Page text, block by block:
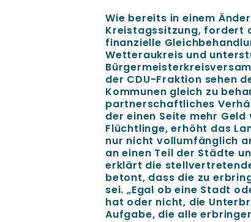
Wie bereits in einem
Kreistagssitzung, fordert
finanzielle
Wetteraukreis und
der CDU-Fraktion sehen
Kommunen gleich zu
partnerschaftliches
der einen Seite mehr
Flüchtlinge, erhöht das
nur nicht vollumfänglich
an einen Teil der Städte
erklärt die
betont, dass die zu
sei. „Egal ob eine Stadt
hat oder nicht, die
Aufgabe, die alle